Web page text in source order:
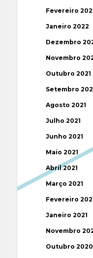
Fevereiro
Janeiro 2022
Dezembro
Novembro
Outubro 2021
Setembro
Agosto 2021
Julho 2021
Junho 2021
Maio 2021
Abril 2021
Março 2021
Fevereiro
Janeiro 2021
Novembro
Outubro 2020